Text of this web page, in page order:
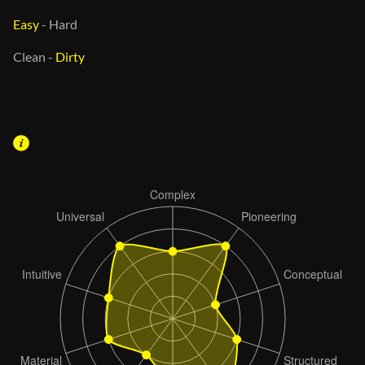
Easy- Hard
Clean - Dirty